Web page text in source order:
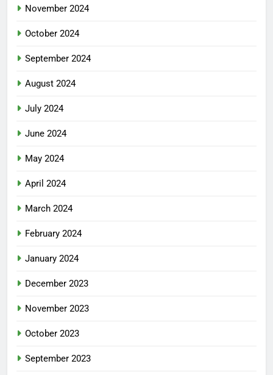
November 2024
October 2024
September 2024
August 2024
July 2024
June 2024
May 2024
April 2024
March 2024
February 2024
January 2024
December 2023
November 2023
October 2023
September 2023